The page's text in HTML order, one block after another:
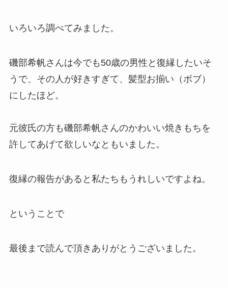
いろいろ調べてみました。
磯部希帆さんは今でも50歳の男性と復縁したいそ
うで、その人が好きすぎて、髪型お揃い（ボブ）
にしたほど。
元彼氏の方も磯部希帆さんのかわいい焼きもちを
許してあげて欲しいなともいました。
復縁の報告があると私たちもうれしいですよね。
ということで
最後まで読んで頂きありがとうございました。